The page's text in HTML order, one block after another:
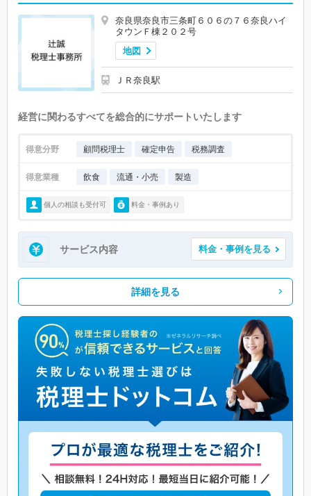
奈良県奈良市三条町６０６の７６奈良ハイ
タウンＦ棟２０２号
地図
ＪＲ奈良駅
経営に関わるすべてを総合的にサポートいたします
得意分野 顧問税理士 確定申告 税務調査
得意業種 飲食 流通・小売 製造
個人の相談も受付可 料金・事例あり
サービス内容 料金・事例を見る
詳細を見る